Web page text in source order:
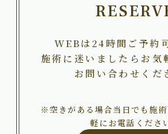
WEBは24時間ご予約
施術に迷いましたらお気
お問い合わせくだ
※空きがある場合当日でも施
軽にお電話くださ